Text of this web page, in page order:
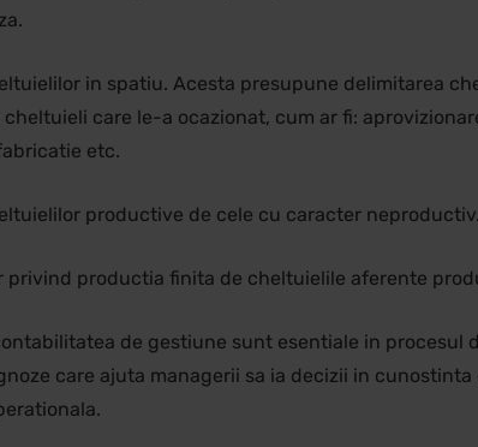
in spatiu. Acesta presupune delimitarea
care le-a ocazionat, cum ar fi:
etc.
productive de cele cu caracter neproductiv.
privind productia finita de cheltuielile aferente
de gestiune sunt esentiale in procesul
care ajuta managerii sa ia decizii in